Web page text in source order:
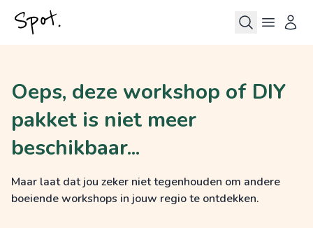
Oeps, deze workshop of DIY
pakket is niet meer
beschikbaar...
Maar laat dat jou zeker niet tegenhouden om andere
boeiende workshops in jouw regio te ontdekken.